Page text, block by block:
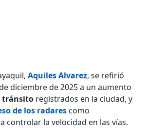
Aquiles Alvarez, se refirió
diciembre de 2025 a un aumento
tránsito registrados en la ciudad, y
de los radares como
controlar la velocidad en las vías.